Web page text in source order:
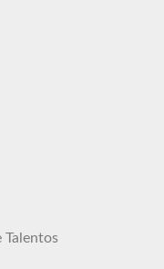
Talentos